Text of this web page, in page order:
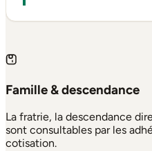
Famille & descendance
La fratrie, la descendance
sont consultables par les
cotisation.